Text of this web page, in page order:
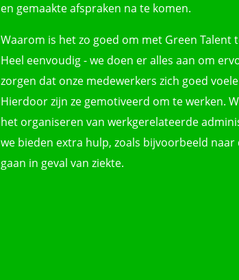
en gemaakte afspraken na te komen.
Waarom is het zo goed om met Green Talent
Heel eenvoudig - we doen er alles aan om
zorgen dat onze medewerkers zich goed
Hierdoor zijn ze gemotiveerd om te werken.
het organiseren van werkgerelateerde
we bieden extra hulp, zoals bijvoorbeeld
gaan in geval van ziekte.